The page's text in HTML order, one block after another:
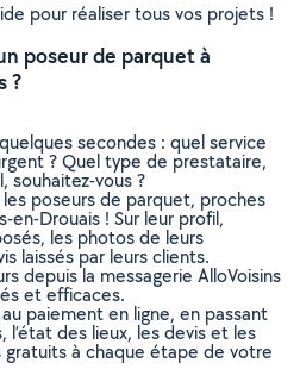
pour réaliser tous vos projets !
poseur de parquet à
?
secondes : quel service
? Quel type de prestataire,
souhaitez-vous ?
poseurs de parquet, proches
en-Drouais ! Sur leur profil,
les photos de leurs
laissés par leurs clients.
depuis la messagerie AlloVoisins
et efficaces.
paiement en ligne, en passant
l’état des lieux, les devis et les
à chaque étape de votre